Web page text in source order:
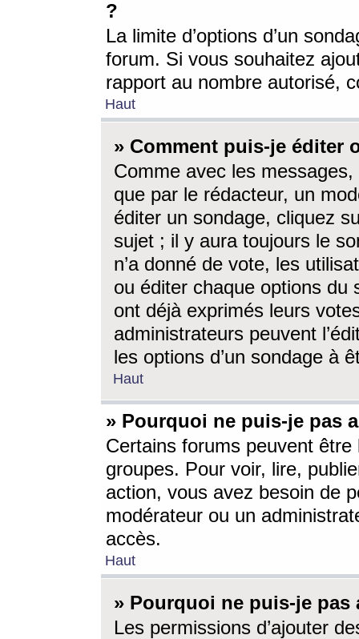
?
La limite d’options d’un
forum. Si vous souhaitez
rapport au nombre autorisé,
Haut
» Comment puis-je éditer
Comme avec les
que par le rédacteur, un
éditer un sondage, cliquez
sujet ; il y aura toujours le
n’a donné de vote, les
ou éditer chaque options du
ont déjà exprimés leurs
administrateurs peuvent
les options d’un sondage à
Haut
» Pourquoi ne puis-je pas
Certains forums peuvent être
groupes. Pour voir, lire,
action, vous avez besoin de
modérateur ou un
accès.
Haut
» Pourquoi ne puis-je
Les permissions d’ajouter